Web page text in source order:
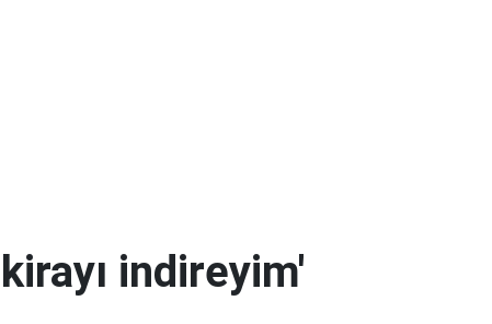
indireyim'